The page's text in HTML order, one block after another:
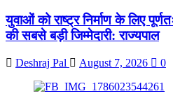
युवाओं को राष्ट्र निर्माण के लिए
की सबसे बड़ी जिम्मेदारी: राज्यपाल
Deshraj Pal August 7, 2026 0